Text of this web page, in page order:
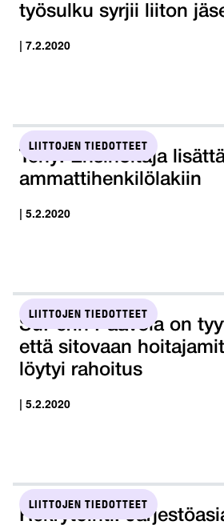
työsulku syrjii liiton
| 7.2.2020
LIITTOJEN TIEDOTTEET
Tehy: Ensihoitaja
ammattihenkilölakiin
| 5.2.2020
LIITTOJEN TIEDOTTEET
SuPerin Paavola on
että sitovaan
löytyi rahoitus
| 5.2.2020
LIITTOJEN TIEDOTTEET
Rekrytointi: